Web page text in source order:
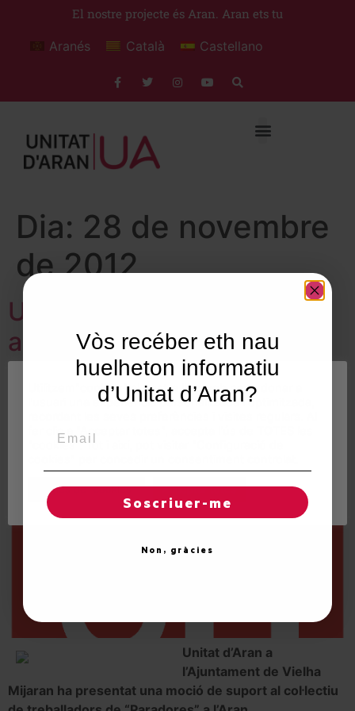
El nostre projecte és Aran. Aran ets tu
Aranés Català Castellano
Dia: 28 de novembre
de 2012
Unitat d’Aran dóna suport
als treballadors dels
Paradors d’Arties i Vielha
Unitat d’Aran a
l’Ajuntament de Vielha
Mijaran ha presentat una moció de suport al col·lectiu
Utilitzem"cookies" al nostre lloc web per a donar a
l'usuari una experiència personalitzada i optimitzada,
fer clic a "Acceptar totes", accepta l'ús de TOTES les
"cookies". Tot i així, pot visitar "Configuració de
Regles de "cookies" Acceptar totes
Vòs recéber eth nau
huelheton informatiu
d’Unitat d’Aran?
Soscriuer-me
Non, gràcies